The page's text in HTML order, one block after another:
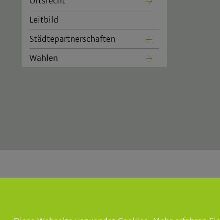
Leitbild
Städtepartnerschaften
Wahlen